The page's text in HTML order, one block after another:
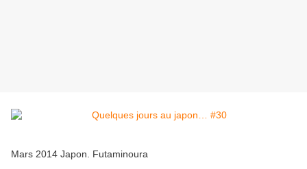
Mars 2014 Japon. Futaminoura